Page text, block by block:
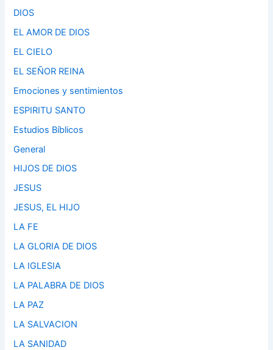
DIOS
EL AMOR DE DIOS
EL CIELO
EL SEÑOR REINA
Emociones y sentimientos
ESPIRITU SANTO
Estudios Bíblicos
General
HIJOS DE DIOS
JESUS
JESUS, EL HIJO
LA FE
LA GLORIA DE DIOS
LA IGLESIA
LA PALABRA DE DIOS
LA PAZ
LA SALVACION
LA SANIDAD